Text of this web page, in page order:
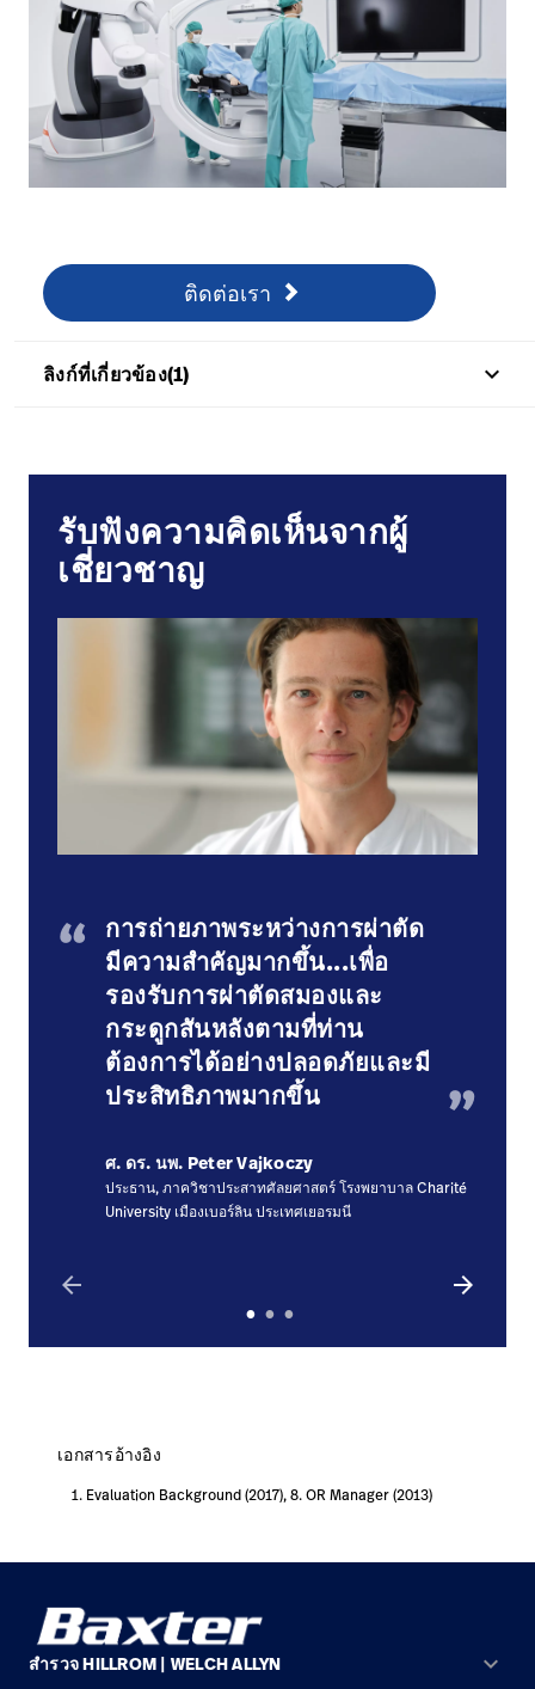
ติดต่อเรา
/th/surgical-strategic-alliances/contact-our-
ติดต่อเรา
ลิงก์ที่เกี่ยวข้อง(1) keyboard_arrow_up
arrow_back
รับฟังความคิดเห็นจากผู้
เชี่ยวชาญ
การถ่ายภาพระหว่างการผ่าตัด
มีความสำคัญมากขึ้น...เพื่อ
รองรับการผ่าตัดสมองและ
กระดูกสันหลังตามที่ท่าน
ต้องการได้อย่างปลอดภัยและมี
ประสิทธิภาพมากขึ้น
ศ. ดร. นพ. Peter Vajkoczy
ประธาน, ภาควิชาประสาทศัลยศาสตร์ โรงพยาบาล Charité
University เมืองเบอร์ลิน ประเทศเยอรมนี
arrow_forward
เอกสารอ้างอิง
Evaluation Background (2017), 8. OR Manager (2013)
สำรวจ HILLROM | WELCH ALLYN keyboard_arrow_down